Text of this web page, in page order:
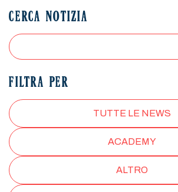
CERCA NOTIZIA
FILTRA PER
TUTTE LE NEWS
ACADEMY
ALTRO